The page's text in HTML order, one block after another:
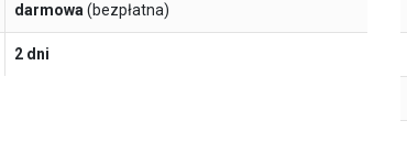
darmowa(bezpłatna)
2 dni